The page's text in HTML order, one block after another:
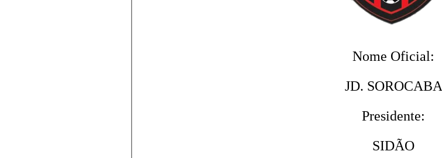
Nome Oficial:
JD. SOROCABA
Presidente:
SIDÃO